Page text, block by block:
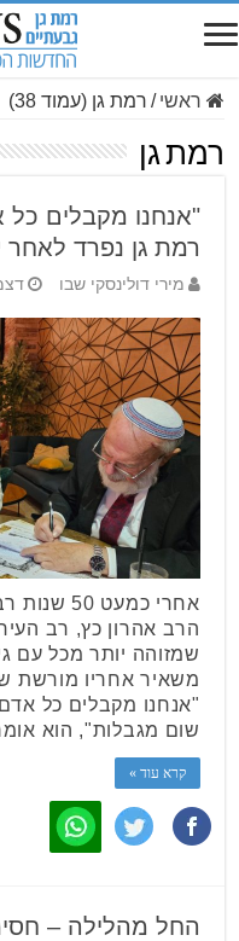
ראשי / רמת גן (עמוד 38)
רמת גן
"אנחנו מקבלים
רמת גן נפרד לאחר
מירי דולינסקי שבו
אחרי
הרב אהרון כץ, רב
שמזוהה יותר מכל עם
משאיר אחריו מורשת
"אנחנו מקבלים כל
שום מגבלות", הוא
קרא עוד »
החל מהלילה –